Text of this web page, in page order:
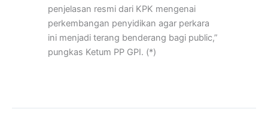
penjelasan resmi dari KPK mengenai
perkembangan penyidikan agar perkara
ini menjadi terang benderang bagi public,”
pungkas Ketum PP GPI. (*)